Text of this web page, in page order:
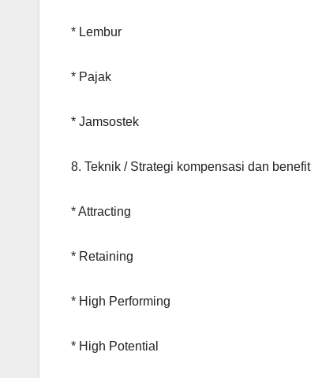
* Lembur
* Pajak
* Jamsostek
8. Teknik / Strategi kompensasi dan benefit
* Attracting
* Retaining
* High Performing
* High Potential